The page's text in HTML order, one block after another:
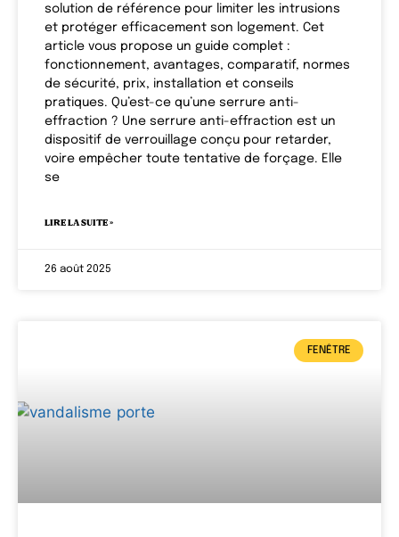
solution de référence pour limiter les intrusions
et protéger efficacement son logement. Cet
article vous propose un guide complet :
fonctionnement, avantages, comparatif, normes
de sécurité, prix, installation et conseils
pratiques. Qu’est-ce qu’une serrure anti-
effraction ? Une serrure anti-effraction est un
dispositif de verrouillage conçu pour retarder,
voire empêcher toute tentative de forçage. Elle
se
LIRE LA SUITE »
26 août 2025
FENÊTRE